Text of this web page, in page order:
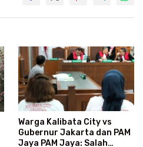
Warga Kalibata City vs
Gubernur Jakarta dan PAM
Jaya PAM Jaya: Salah